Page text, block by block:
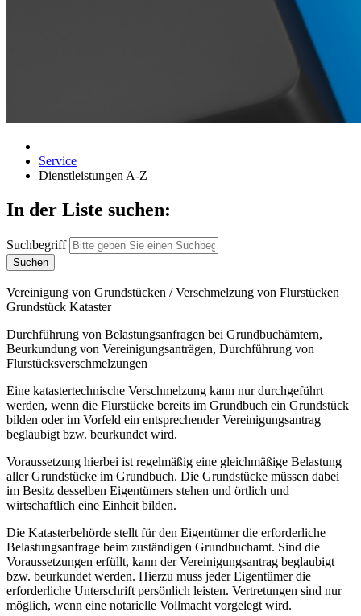
Service
Dienstleistungen A-Z
In der Liste suchen:
Suchbegriff
Vereinigung von Grundstücken / Verschmelzung von Flurstücken
Grundstück Kataster
Durchführung von Belastungsanfragen bei Grundbuchämtern,
Beurkundung von Vereinigungsanträgen, Durchführung von
Flurstücksverschmelzungen
Eine katastertechnische Verschmelzung kann nur durchgeführt
werden, wenn die Flurstücke bereits im Grundbuch ein Grundstück
bilden oder im Vorfeld ein entsprechender Vereinigungsantrag
beglaubigt bzw. beurkundet wird.
Voraussetzung hierbei ist regelmäßig eine gleichmäßige Belastung
aller Grundstücke im Grundbuch. Die Grundstücke müssen dabei
im Besitz desselben Eigentümers stehen und örtlich und
wirtschaftlich eine Einheit bilden.
Die Katasterbehörde stellt für den Eigentümer die erforderliche
Belastungsanfrage beim zuständigen Grundbuchamt. Sind die
Voraussetzungen erfüllt, kann der Vereinigungsantrag beglaubigt
bzw. beurkundet werden. Hierzu muss jeder Eigentümer die
erforderliche Unterschrift persönlich leisten. Vertretungen sind nur
möglich, wenn eine notarielle Vollmacht vorgelegt wird.